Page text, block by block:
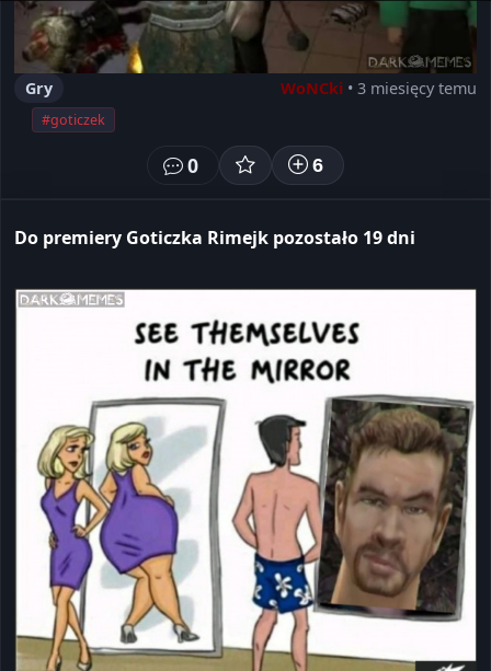
Gry WoNCki • 3 miesięcy temu
#goticzek
0 6
Do premiery Goticzka Rimejk pozostało 19 dni